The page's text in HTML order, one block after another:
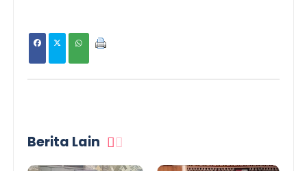
Berita Lain